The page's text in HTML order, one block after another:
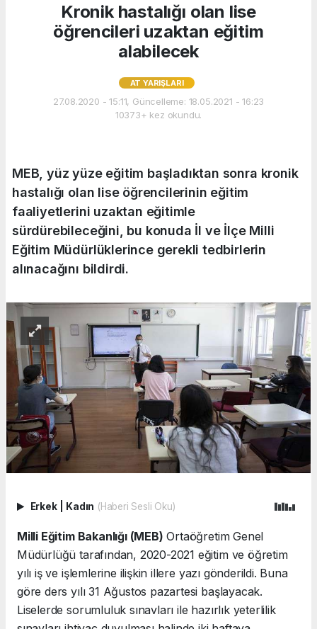
Kronik hastalığı olan lise
öğrencileri uzaktan eğitim
alabilecek
AT YARIŞLARI
27.08.2020 - 15:11, Güncelleme: 18.05.2021 - 16:23
10373+ kez okundu.
MEB, yüz yüze eğitim başladıktan sonra kronik
hastalığı olan lise öğrencilerinin eğitim
faaliyetlerini uzaktan eğitimle
sürdürebileceğini, bu konuda İl ve İlçe Milli
Eğitim Müdürlüklerince gerekli tedbirlerin
alınacağını bildirdi.
Erkek Kadın (Haberi Sesli Oku)
Milli Eğitim Bakanlığı (MEB) Ortaöğretim Genel
Müdürlüğü tarafından, 2020-2021 eğitim ve öğretim
yılı iş ve işlemlerine ilişkin illere yazı gönderildi. Buna
göre ders yılı 31 Ağustos pazartesi başlayacak.
Liselerde sorumluluk sınavları ile hazırlık yeterlilik